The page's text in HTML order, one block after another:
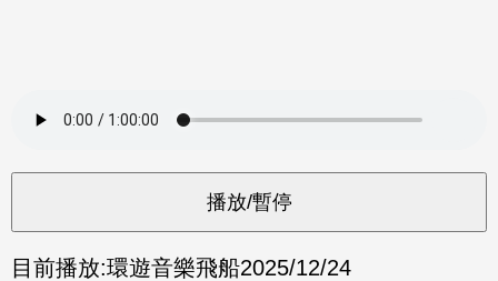
目前播放:環遊音樂飛船2025/12/24